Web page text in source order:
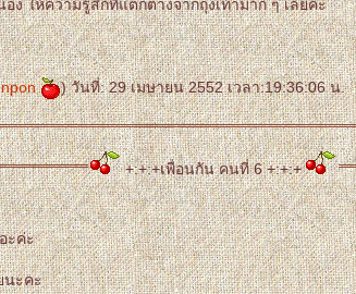
ง ให้ความรู้สึกที่แตกต่างจากถุงเท้ามาก ๆ เลยค่ะ
) วันที่: 29 เมษายน 2552 เวลา:19:36:06 น.
+:+:+เพื่อนกัน คนที่ 6 +:+:+
ะค่ะ
นะคะ